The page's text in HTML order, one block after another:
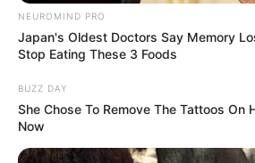
Youtube: 지구를 지켜츄 Chuu Can Do
Fakta Menarik
Memiliki 2 saudara laki-laki yang lebih
NEUROMIND PRO
Japan's Oldest Doctors Say Memory
Stop Eating These 3 Foods
BUZZ DAY
She Chose To Remove The Tattoos On
Now